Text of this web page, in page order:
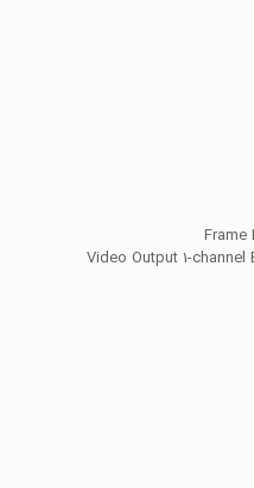
Frame
Video Output 1-